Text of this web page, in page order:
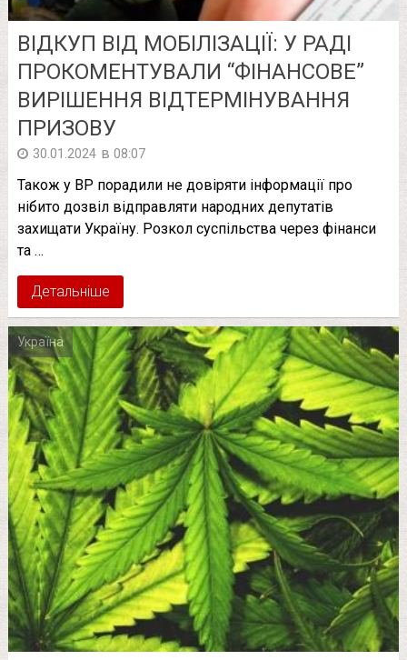
ВІДКУП ВІД МОБІЛІЗАЦІЇ: У РАДІ
ПРОКОМЕНТУВАЛИ “ФІНАНСОВЕ”
ВИРІШЕННЯ ВІДТЕРМІНУВАННЯ
ПРИЗОВУ
30.01.2024 в 08:07
Також у ВР порадили не довіряти інформації про
нібито дозвіл відправляти народних депутатів
захищати Україну. Розкол суспільства через фінанси
та …
Детальніше
Україна